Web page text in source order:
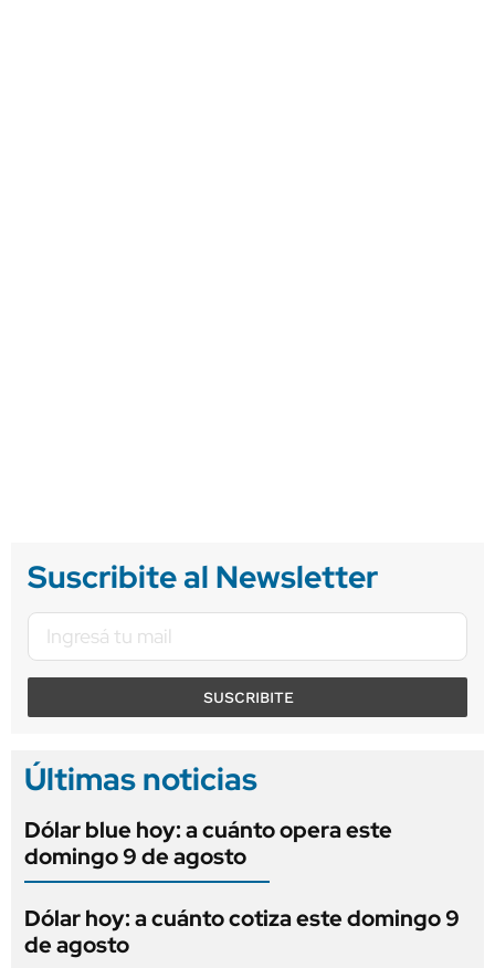
Suscribite al Newsletter
SUSCRIBITE
Últimas noticias
Dólar blue hoy: a cuánto opera este
domingo 9 de agosto
Dólar hoy: a cuánto cotiza este domingo 9
de agosto